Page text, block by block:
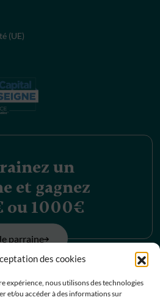
des cookies
expérience, nous utilisons des technologies
et/ou accéder à des informations sur
(UE)
un
et gagnez
ou 1000€
Je parraine
nos